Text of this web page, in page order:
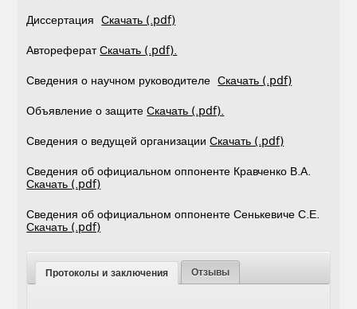
ДиссертацияСкачать (.pdf)
АвторефератСкачать (.pdf).
Сведения о научном руководителеСкачать (.pdf)
Объявление о защитеСкачать (.pdf).
Сведения о ведущей организацииСкачать (.pdf)
Сведения об официальном оппоненте Кравченко В.А.
Скачать (.pdf)
Сведения об официальном оппоненте Сенькевиче С.Е.
Скачать (.pdf)
Протоколы и заключения Отзывы